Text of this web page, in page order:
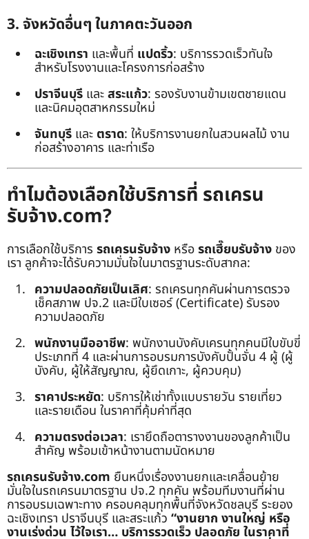
3. จังหวัดอื่นๆ ในภาคตะวันออก
ฉะเชิงเทรา และพื้นที่ แปดริ้ว: บริการรวดเร็วทันใจ
สำหรับโรงงานและโครงการก่อสร้าง
ปราจีนบุรี และสระแก้ว: รองรับงานข้ามเขตชายแดน
และนิคมอุตสาหกรรมใหม่
จันทบุรี และ ตราด: ให้บริการงานยกในสวนผลไม้ งาน
ก่อสร้างอาคาร และท่าเรือ
ทำไมต้องเลือกใช้บริการที่ รถเครน
รับจ้าง.com?
การเลือกใช้บริการ รถเครนรับจ้าง หรือรถเฮี๊ยบรับจ้าง ของ
เรา ลูกค้าจะได้รับความมั่นใจในมาตรฐานระดับสากล:
ความปลอดภัยเป็นเลิศ: รถเครนทุกคันผ่านการตรวจ
เช็คสภาพ ปจ.2 และมีใบเซอร์ (Certificate) รับรอง
ความปลอดภัย
พนักงานมืออาชีพ: พนักงานบังคับเครนทุกคนมีใบขับขี่
ประเภทที่ 4 และผ่านการอบรมการบังคับปั้นจั่น 4 ผู้ (ผู้
บังคับ, ผู้ให้สัญญาณ, ผู้ยึดเกาะ, ผู้ควบคุม)
ราคาประหยัด: บริการให้เช่าทั้งแบบรายวัน รายเที่ยว
และรายเดือน ในราคาที่คุ้มค่าที่สุด
ความตรงต่อเวลา: เรายึดถือตารางงานของลูกค้าเป็น
สำคัญ พร้อมเข้าหน้างานตามนัดหมาย
รถเครนรับจ้าง.com ยืนหนึ่งเรื่องงานยกและเคลื่อนย้าย
มั่นใจในรถเครนมาตรฐาน ปจ.2 ทุกคัน พร้อมทีมงานที่ผ่าน
การอบรมเฉพาะทาง ครอบคลุมทุกพื้นที่จังหวัดชลบุรี ระยอง
ฉะเชิงเทรา ปราจีนบุรี และสระแก้ว “งานยาก งานใหญ่ หรือ
งานเร่งด่วน ไว้ใจเรา… บริการรวดเร็ว ปลอดภัย ในราคาที่